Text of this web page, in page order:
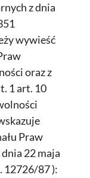
z dnia
wywieść
oraz z
1 art. 10
Praw
22 maja
12726/87 ):